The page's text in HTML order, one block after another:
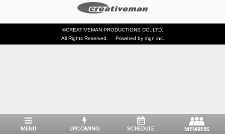
©CREATIVEMAN PRODUCTIONS CO.,LTD.
All Rights Reserved.
Powered by mgn inc.
MENU UPCOMING SCHEDULE MEMBERS